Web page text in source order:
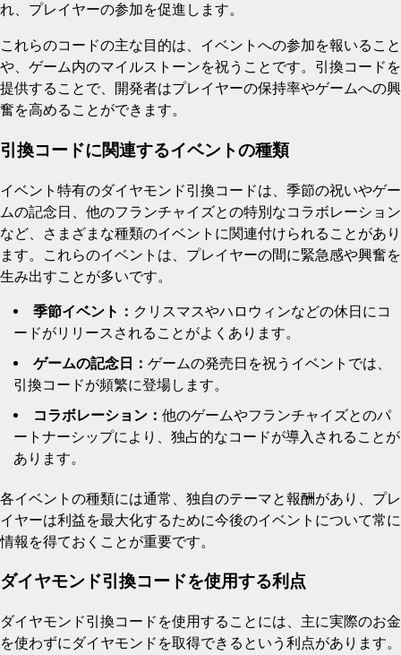
れ、プレイヤーの参加を促進します。
これらのコードの主な目的は、イベントへの参加を報いること
や、ゲーム内のマイルストーンを祝うことです。引換コードを
提供することで、開発者はプレイヤーの保持率やゲームへの興
奮を高めることができます。
引換コードに関連するイベントの種類
イベント特有のダイヤモンド引換コードは、季節の祝いやゲー
ムの記念日、他のフランチャイズとの特別なコラボレーション
など、さまざまな種類のイベントに関連付けられることがあり
ます。これらのイベントは、プレイヤーの間に緊急感や興奮を
生み出すことが多いです。
季節イベント： クリスマスやハロウィンなどの休日にコ
ードがリリースされることがよくあります。
ゲームの記念日： ゲームの発売日を祝うイベントでは、
引換コードが頻繁に登場します。
コラボレーション： 他のゲームやフランチャイズとのパ
ートナーシップにより、独占的なコードが導入されることが
あります。
各イベントの種類には通常、独自のテーマと報酬があり、プレ
イヤーは利益を最大化するために今後のイベントについて常に
情報を得ておくことが重要です。
ダイヤモンド引換コードを使用する利点
ダイヤモンド引換コードを使用することには、主に実際のお金
を使わずにダイヤモンドを取得できるという利点があります。